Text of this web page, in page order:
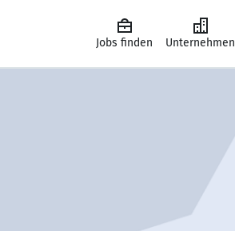
Jobs finden Unternehmen